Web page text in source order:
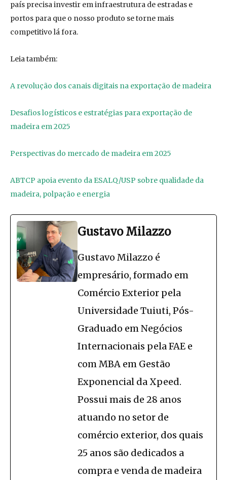
país precisa investir em infraestrutura de estradas e
portos para que o nosso produto se torne mais
competitivo lá fora.
Leia também:
A revolução dos canais digitais na exportação de madeira
Desafios logísticos e estratégias para exportação de
madeira em 2025
Perspectivas do mercado de madeira em 2025
ABTCP apoia evento da ESALQ/USP sobre qualidade da
madeira, polpação e energia
Gustavo Milazzo
Gustavo Milazzo é
empresário, formado em
Comércio Exterior pela
Universidade Tuiuti, Pós-
Graduado em Negócios
Internacionais pela FAE e
com MBA em Gestão
Exponencial da Xpeed.
Possui mais de 28 anos
atuando no setor de
comércio exterior, dos quais
25 anos são dedicados a
compra e venda de madeira